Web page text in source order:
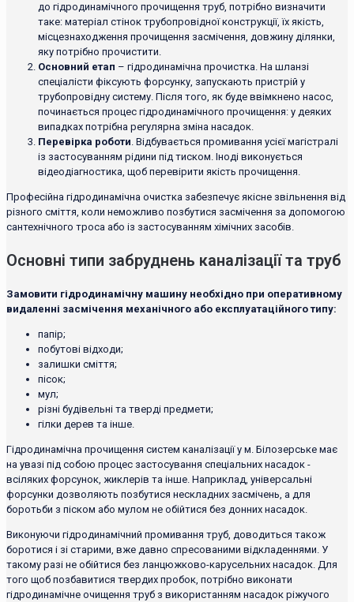
до гідродинамічного прочищення труб, потрібно визначити
таке: матеріал стінок трубопровідної конструкції, їх якість,
місцезнаходження прочищення засмічення, довжину ділянки,
яку потрібно прочистити.
Основний етап – гідродинамічна прочистка. На шланзі
спеціалісти фіксують форсунку, запускають пристрій у
трубопровідну систему. Після того, як буде ввімкнено насос,
починається процес гідродинамічного прочищення: у деяких
випадках потрібна регулярна зміна насадок.
Перевірка роботи. Відбувається промивання усієї магістралі
із застосуванням рідини під тиском. Іноді виконується
відеодіагностика, щоб перевірити якість прочищення.
Професійна гідродинамічна очистка забезпечує якісне звільнення від
різного сміття, коли неможливо позбутися засмічення за допомогою
сантехнічного троса або із застосуванням хімічних засобів.
Основні типи забруднень каналізації та труб
Замовити гідродинамічну машину необхідно при оперативному
видаленні засмічення механічного або експлуатаційного типу:
папір;
побутові відходи;
залишки сміття;
пісок;
мул;
різні будівельні та тверді предмети;
гілки дерев та інше.
Гідродинамічна прочищення систем каналізації у м. Білозерське має
на увазі під собою процес застосування спеціальних насадок -
всіляких форсунок, жиклерів та інше. Наприклад, універсальні
форсунки дозволяють позбутися нескладних засмічень, а для
боротьби з піском або мулом не обійтися без донних насадок.
Виконуючи гідродинамічний промивання труб, доводиться також
боротися і зі старими, вже давно спресованими відкладеннями. У
такому разі не обійтися без ланцюжково-карусельних насадок. Для
того щоб позбавитися твердих пробок, потрібно виконати
гідродинамічне очищення труб з використанням насадок ріжучого